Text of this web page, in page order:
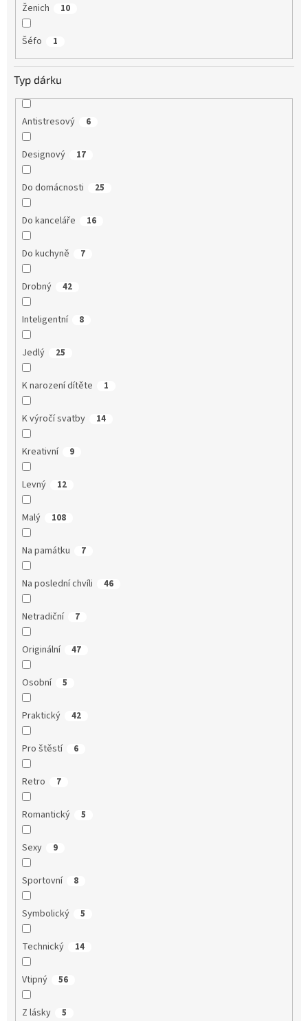
Ženich 10
Šéfo 1
Typ dárku
Antistresový 6
Designový 17
Do domácnosti 25
Do kanceláře 16
Do kuchyně 7
Drobný 42
Inteligentní 8
Jedlý 25
K narození dítěte 1
K výročí svatby 14
Kreativní 9
Levný 12
Malý 108
Na památku 7
Na poslední chvíli 46
Netradiční 7
Originální 47
Osobní 5
Praktický 42
Pro štěstí 6
Retro 7
Romantický 5
Sexy 9
Sportovní 8
Symbolický 5
Technický 14
Vtipný 56
Z lásky 5